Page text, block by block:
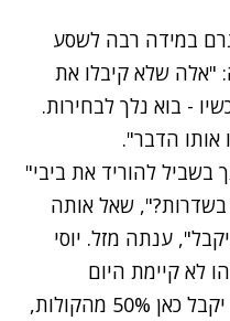
במידה רבה לשסע
"אלה שלא קיבלו את
- בוא נלך לבחירות.
אותו הדבר".
בשביל להוריד את ביבי"
בשדרות?", שאל אותה
ענתה מזל. יוסי
לא קיימת היום
בשדרות. אין מצב כזה שהליכוד יקבל כאן 50% מהקולות,